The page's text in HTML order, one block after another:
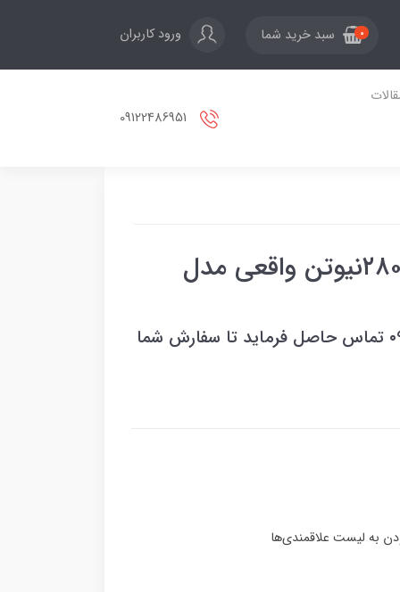
0 سبد خرید شما ورود کاربران
تسمه کش دستی شارژی ۲۸۰۰نیوتن واقعی مدل
بعد از ثبت سفارس باشماره ۰۹۱۲۲۴۸۶۹۵۱ تماس حاصل فرماید تا سفارش شما